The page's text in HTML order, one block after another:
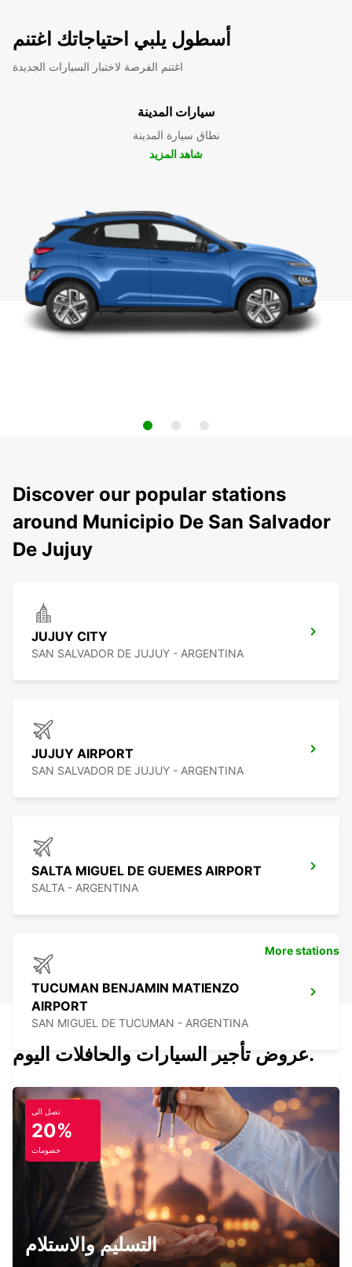
أسطول يلبي احتياجاتك اغتنم
اغتنم الفرصة لاختبار السيارات الجديدة
سيارات المدينة
نطاق سيارة المدينة
شاهد المزيد
Discover our popular stations
around Municipio De San Salvador
De Jujuy
JUJUY CITY
SAN SALVADOR DE JUJUY - ARGENTINA
JUJUY AIRPORT
SAN SALVADOR DE JUJUY - ARGENTINA
SALTA MIGUEL DE GUEMES AIRPORT
SALTA - ARGENTINA
TUCUMAN BENJAMIN MATIENZO
AIRPORT
SAN MIGUEL DE TUCUMAN - ARGENTINA
CALAMA AIRPORT
CALAMA - CHILE
CALAMA BRANCH
CALAMA - CHILE
More stations
عروض تأجير السيارات والحافلات اليوم.
تصل الى
20%
خصومات
التسليم والاستلام